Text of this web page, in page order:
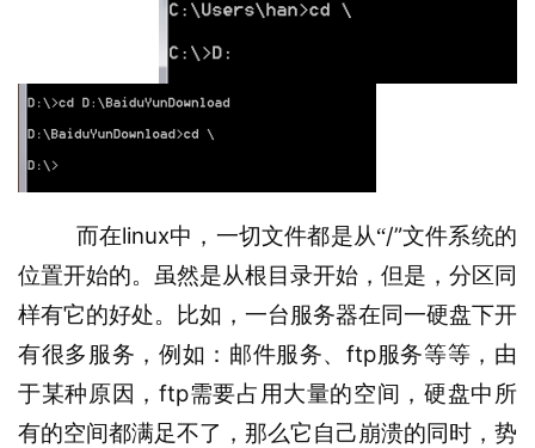
而在linux中 ，一切文件都是从“/”文件系统的
位置开始的。虽然是从根目录开始，但是，分区同
样有它的好处。比如，一台服务器在同一硬盘下开
有很多服务，例如： 邮件服务、ftp服务等等，由
于某种原因， ftp需要占用大量的空间，硬盘中所
有的空间都满足不了，那么它自己崩溃的同时，势